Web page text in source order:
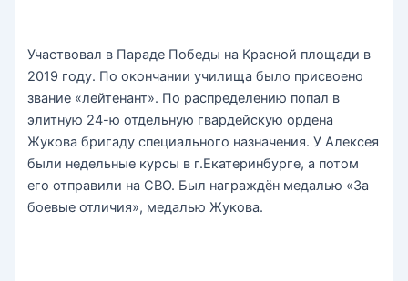
Участвовал в Параде Победы на Красной площади в
2019 году. По окончании училища было присвоено
звание «лейтенант». По распределению попал в
элитную 24-ю отдельную гвардейскую ордена
Жукова бригаду специального назначения. У Алексея
были недельные курсы в г.Екатеринбурге, а потом
его отправили на СВО. Был награждён медалью «За
боевые отличия», медалью Жукова.